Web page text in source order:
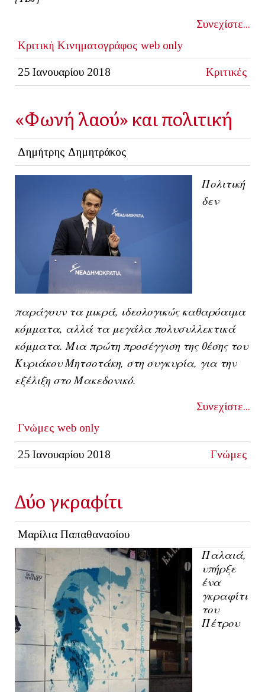
Συνεχίστε...
Κριτική Κινηματογράφος web only
25 Ιανουαρίου 2018 Κριτικές
«Φωνή λαού» και πολιτική
Δημήτρης Δημητράκος
Πολιτική
δεν
παράγουν τα μικρά, ιδεολογικώς καθαρόαιμα
κόμματα, αλλά τα μεγάλα πολυσυλλεκτικά
κόμματα. Μια πρώτη προσέγγιση της θέσης του
Κυριάκου Μητσοτάκη, στη συγκυρία, για την
εξέλιξη στο Μακεδονικό.
Συνεχίστε...
Γνώμες web only
25 Ιανουαρίου 2018 Γνώμες
Δύο γκραφίτι
Μαρίλια Παπαθανασίου
Παλαιά,
υπήρξε
ένα
γκραφίτι
του
Πέτρου